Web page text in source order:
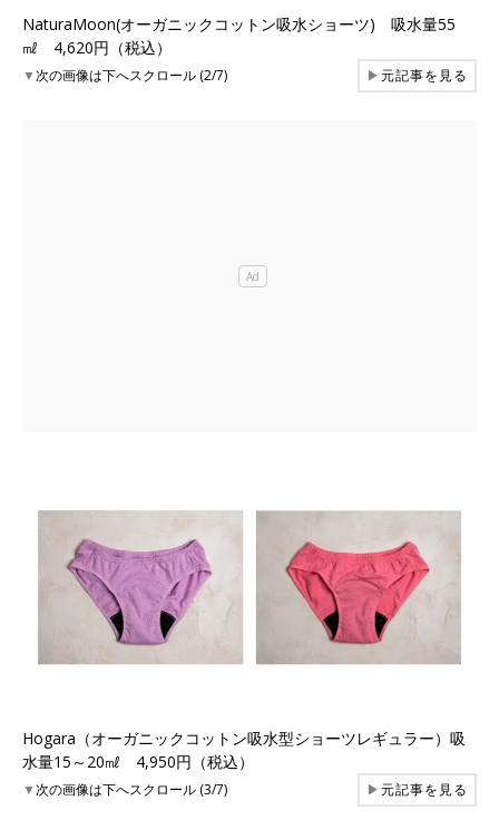
NaturaMoon(オーガニックコットン吸水ショーツ) 吸水量55
㎖ 4,620円（税込）
▼次の画像は下へスクロール (2/7) ▶元記事を見る
Hogara（オーガニックコットン吸水型ショーツレギュラー）吸
水量15～20㎖ 4,950円（税込）
▼次の画像は下へスクロール (3/7) ▶元記事を見る